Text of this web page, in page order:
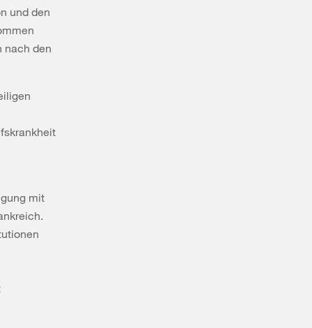
und den
nach den
mit